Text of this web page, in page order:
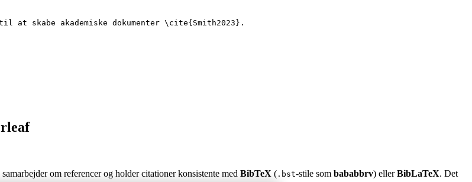
skabe akademiske dokumenter \cite{ Smith2023 }.
om referencer og holder citationer konsistente med BibTeX ( .bst-stile som bababbrv) ellerBibLaTeX. Det